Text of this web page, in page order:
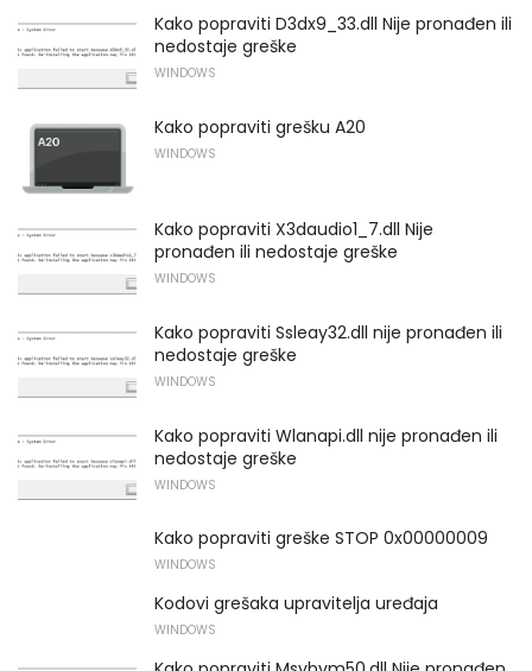
Kako popraviti D3dx9_33.dll Nije pronađen ili
nedostaje greške
WINDOWS
Kako popraviti grešku A20
WINDOWS
Kako popraviti X3daudio1_7.dll Nije
pronađen ili nedostaje greške
WINDOWS
Kako popraviti Ssleay32.dll nije pronađen ili
nedostaje greške
WINDOWS
Kako popraviti Wlanapi.dll nije pronađen ili
nedostaje greške
WINDOWS
Kako popraviti greške STOP 0x00000009
WINDOWS
Kodovi grešaka upravitelja uređaja
WINDOWS